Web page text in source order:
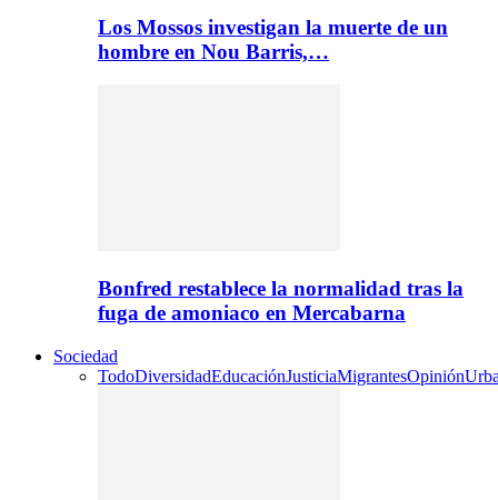
Los Mossos investigan la muerte de un
hombre en Nou Barris,…
Bonfred restablece la normalidad tras la
fuga de amoniaco en Mercabarna
Sociedad
TodoDiversidadEducaciónJusticiaMigrantesOpinión